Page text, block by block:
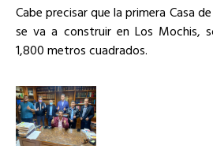
Cabe precisar que la primera Casa
se va a construir en Los Mochis,
1,800 metros cuadrados.